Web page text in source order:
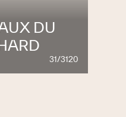
DU
31/3120